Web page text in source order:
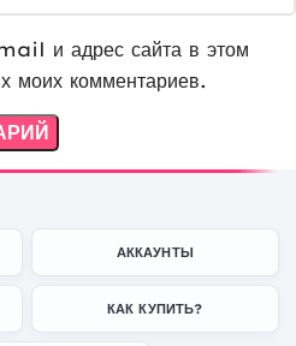
и адрес сайта в этом
моих комментариев.
АККАУНТЫ
КАК КУПИТЬ?